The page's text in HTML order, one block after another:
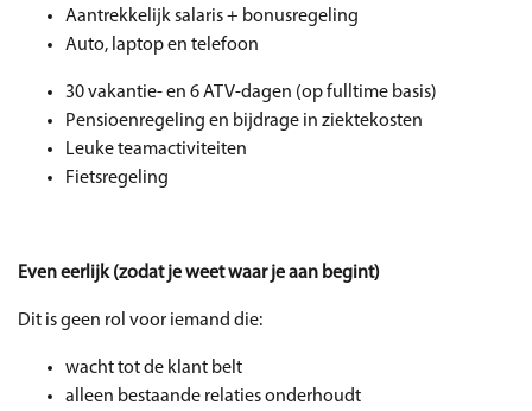
Aantrekkelijk salaris + bonusregeling
Auto, laptop en telefoon
30 vakantie- en 6 ATV-dagen (op fulltime basis)
Pensioenregeling en bijdrage in ziektekosten
Leuke teamactiviteiten
Fietsregeling
Even eerlijk (zodat je weet waar je aan begint)
Dit is geen rol voor iemand die:
wacht tot de klant belt
alleen bestaande relaties onderhoudt